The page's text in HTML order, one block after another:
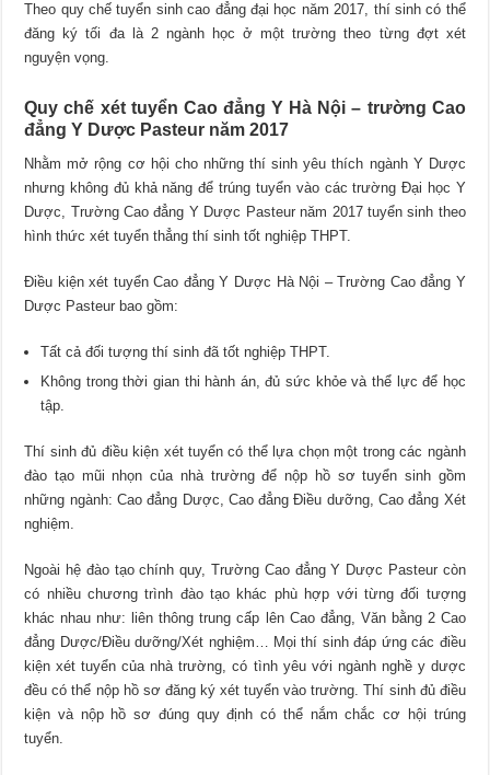
Theo quy chế tuyển sinh cao đẳng đại học năm 2017, thí sinh có thể
đăng ký tối đa là 2 ngành học ở một trường theo từng đợt xét
nguyện vọng.
Quy chế xét tuyển Cao đẳng Y Hà Nội – trường Cao
đẳng Y Dược Pasteur năm 2017
Nhằm mở rộng cơ hội cho những thí sinh yêu thích ngành Y Dược
nhưng không đủ khả năng để trúng tuyển vào các trường Đại học Y
Dược, Trường Cao đẳng Y Dược Pasteur năm 2017 tuyển sinh theo
hình thức xét tuyển thẳng thí sinh tốt nghiệp THPT.
Điều kiện xét tuyển Cao đẳng Y Dược Hà Nội – Trường Cao đẳng Y
Dược Pasteur bao gồm:
Tất cả đối tượng thí sinh đã tốt nghiệp THPT.
Không trong thời gian thi hành án, đủ sức khỏe và thể lực để học
tập.
Thí sinh đủ điều kiện xét tuyển có thể lựa chọn một trong các ngành
đào tạo mũi nhọn của nhà trường để nộp hồ sơ tuyển sinh gồm
những ngành: Cao đẳng Dược, Cao đẳng Điều dưỡng, Cao đẳng Xét
nghiệm.
Ngoài hệ đào tạo chính quy, Trường Cao đẳng Y Dược Pasteur còn
có nhiều chương trình đào tạo khác phù hợp với từng đối tượng
khác nhau như: liên thông trung cấp lên Cao đẳng, Văn bằng 2 Cao
đẳng Dược/Điều dưỡng/Xét nghiệm… Mọi thí sinh đáp ứng các điều
kiện xét tuyển của nhà trường, có tình yêu với ngành nghề y dược
đều có thể nộp hồ sơ đăng ký xét tuyển vào trường. Thí sinh đủ điều
kiện và nộp hồ sơ đúng quy định có thể nắm chắc cơ hội trúng
tuyển.